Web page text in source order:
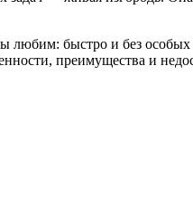
любим: быстро и без
преимущества и